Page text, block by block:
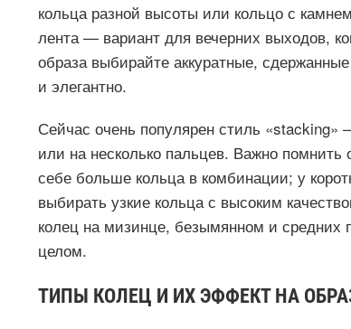
кольца разной высоты или кольцо с
лента — вариант для вечерних выходов,
образа выбирайте аккуратные,
и элегантно.
Сейчас очень популярен стиль
или на несколько пальцев. Важно
себе больше кольца в комбинации; у
выбирать узкие кольца с высоким
колец на мизинце, безымянном и средних
целом.
ТИПЫ КОЛЕЦ И ИХ ЭФФЕКТ НА